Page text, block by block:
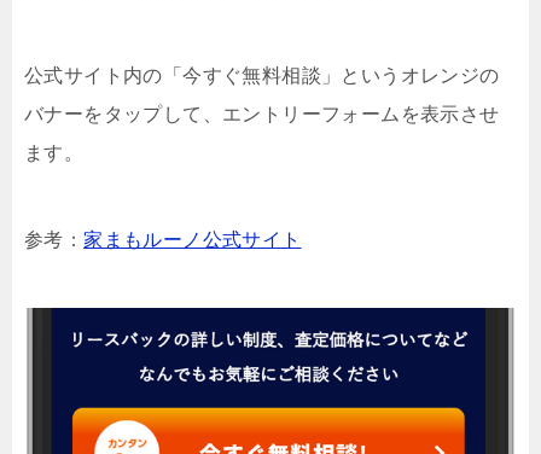
公式サイト内の「今すぐ無料相談」というオレンジの
バナーをタップして、エントリーフォームを表示させ
ます。
参考：家まもルーノ公式サイト